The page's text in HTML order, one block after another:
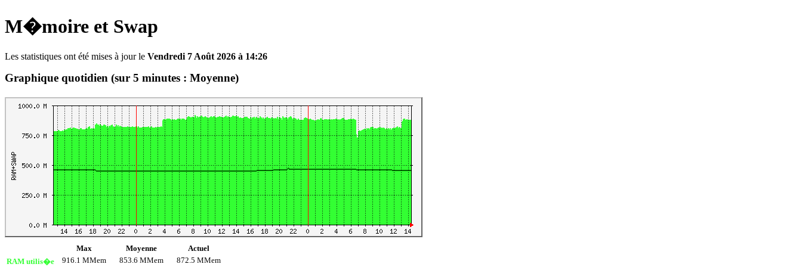
M�moire et Swap
Les statistiques ont été mises à jour le Vendredi 7 Août 2026 à 14:26
Graphique quotidien (sur 5 minutes : Moyenne)
Max Moyenne
Actuel
RAM utilis�e
916.1 MMem 853.6 MMem 872.5 MMem